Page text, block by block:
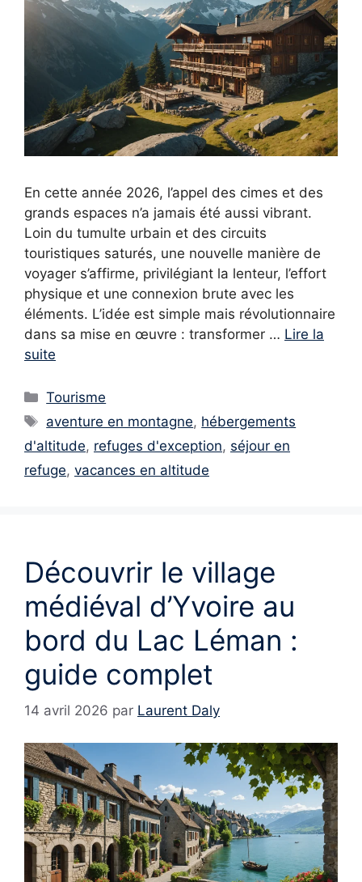
En cette année 2026, l’appel des cimes et des
grands espaces n’a jamais été aussi vibrant.
Loin du tumulte urbain et des circuits
touristiques saturés, une nouvelle manière de
voyager s’affirme, privilégiant la lenteur, l’effort
physique et une connexion brute avec les
éléments. L’idée est simple mais révolutionnaire
dans sa mise en œuvre : transformer … Lire la
suite
Catégories
Tourisme
Étiquettes
aventure en montagne, hébergements
d'altitude, refuges d'exception, séjour en
refuge, vacances en altitude
Découvrir le village
médiéval d’Yvoire au
bord du Lac Léman :
guide complet
14 avril 2026 par Laurent Daly